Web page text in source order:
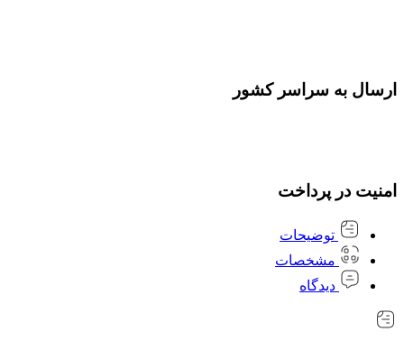
ارسال به سراسر کشور
امنیت در پرداخت
توضیحات
مشخصات
دیدگاه